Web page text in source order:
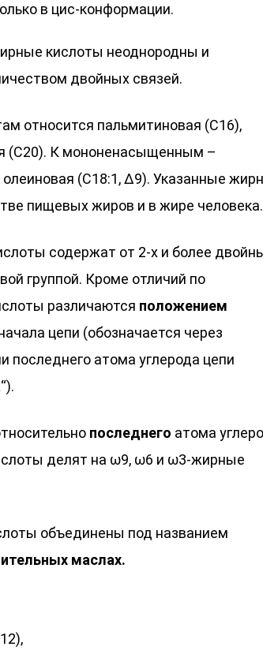
в цис-конформации.
кислоты неоднородны и
двойных связей.
относится пальмитиновая (С16),
(С20). К мононенасыщенным –
(С18:1, Δ9). Указанные
пищевых жиров и в жире человека.
содержат от 2-х и более
группой. Кроме отличий по
различаются положением
цепи (обозначается через
последнего атома углерода цепи
“).
последнего атома
делят на ω9, ω6 и ω3-жирные
объединены под названием
маслах.